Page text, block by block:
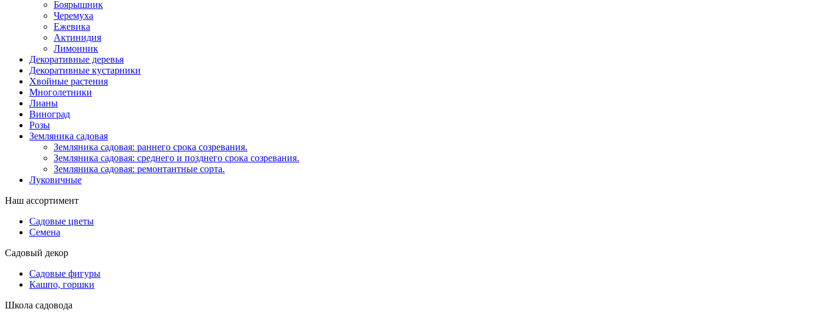
Боярышник
Черемуха
Ежевика
Актинидия
Лимонник
Декоративные деревья
Декоративные кустарники
Хвойные растения
Многолетники
Лианы
Виноград
Розы
Земляника садовая
Земляника садовая: раннего срока созревания.
Земляника садовая: среднего и позднего срока созревания.
Земляника садовая: ремонтантные сорта.
Луковичные
Наш ассортимент
Садовые цветы
Семена
Садовый декор
Садовые фигуры
Кашпо, горшки
Школа садовода